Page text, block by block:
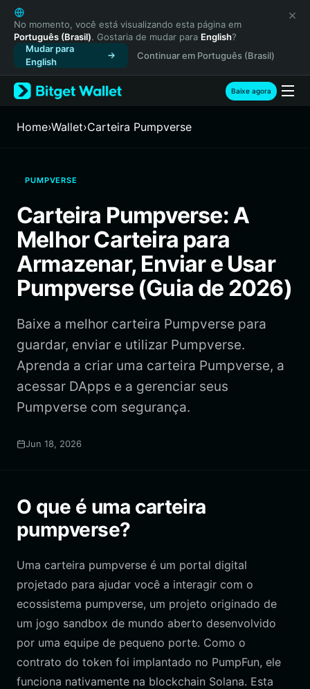
English
日本語
Tiếng Việt
Русский
Español (Latinoamérica)
Türkçe
Français
繁體中文
Bahasa Indonesia
ภาษาไทย
Español
Português (Brasil)
No momento, você está visualizando esta página em
Português (Brasil). Gostaria de mudar para English?
Mudar para
English
Continuar em Português (Brasil)
Baixe agora
Home›Wallet›Carteira Pumpverse
PUMPVERSE
Carteira Pumpverse: A
Melhor Carteira para
Armazenar, Enviar e Usar
Pumpverse (Guia de 2026)
Baixe a melhor carteira Pumpverse para
guardar, enviar e utilizar Pumpverse.
Aprenda a criar uma carteira Pumpverse, a
acessar DApps e a gerenciar seus
Pumpverse com segurança.
Jun 18, 2026
O que é uma carteira
pumpverse?
Uma carteira pumpverse é um portal digital
projetado para ajudar você a interagir com o
ecossistema pumpverse, um projeto originado de
um jogo sandbox de mundo aberto desenvolvido
por uma equipe de pequeno porte. Como o
contrato do token foi implantado no PumpFun, ele
funciona nativamente na blockchain Solana. Esta